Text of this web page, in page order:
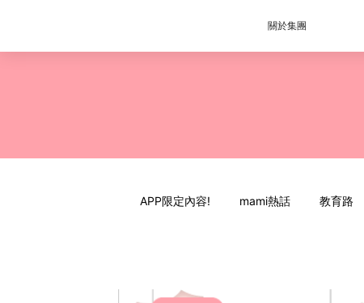
關於集團
APP限定內容! mami熱話 教育路